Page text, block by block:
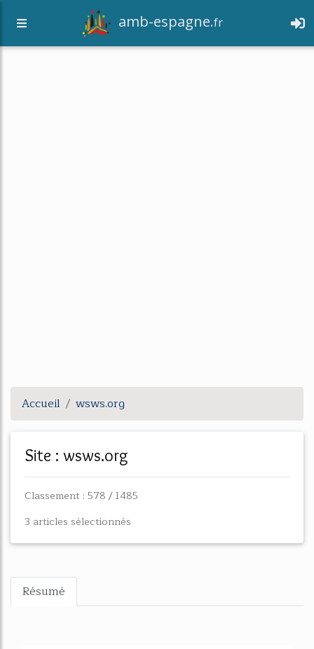
amb-espagne.fr
Accueil wsws.org
Site : wsws.org
Classement : 578 / 1485
3 articles sélectionnés
Résumé